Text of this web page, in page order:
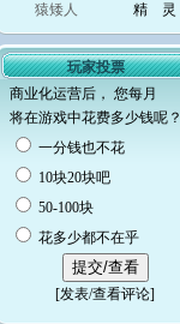
猿矮人 精 灵
玩家投票
商业化运营后， 您每月
将在游戏中花费多少钱呢？
一分钱也不花
10块20块吧
50-100块
花多少都不在乎
[发表/查看评论]